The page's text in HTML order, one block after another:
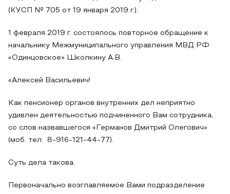
(КУСП № 705 от 19 января 2019 г.).
1 февраля 2019 г. состоялось повторное обращение к
начальнику Межмуниципального управления МВД РФ
«Одинцовское» Школкину А.В.
«Алексей Васильевич!
Как пенсионер органов внутренних дел неприятно
удивлен деятельностью подчиненного Вам сотрудника,
со слов назвавшегося «Германов Дмитрий Олегович»
(моб. тел. 8-916-121-44-77).
Суть дела такова.
Первоначально возглавляемое Вами подразделение